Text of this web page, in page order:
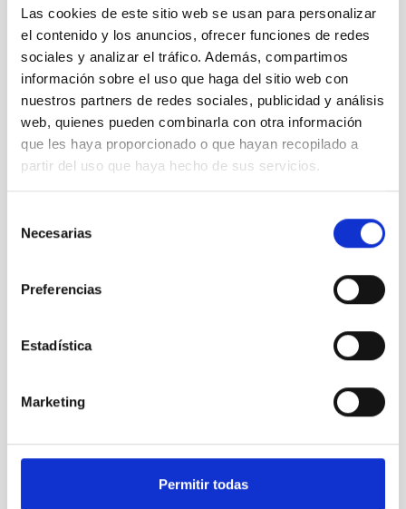
Las cookies de este sitio web se usan para personalizar
el contenido y los anuncios, ofrecer funciones de redes
sociales y analizar el tráfico. Además, compartimos
información sobre el uso que haga del sitio web con
nuestros partners de redes sociales, publicidad y análisis
web, quienes pueden combinarla con otra información
que les haya proporcionado o que hayan recopilado a
partir del uso que haya hecho de sus servicios.
Necesarias
Preferencias
Estadística
Marketing
Permitir todas
SO INVESTIGACIÓN
FORMACIÓN